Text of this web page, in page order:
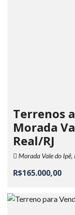
Terrenos
Morada
Real/RJ
Morada Vale do Ipê,
R$165.000,00